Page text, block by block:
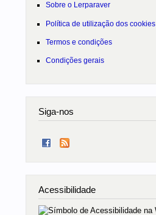
Sobre o Lerparaver
Política de utilização dos cookies
Termos e condições
Condições gerais
Siga-nos
Acessibilidade